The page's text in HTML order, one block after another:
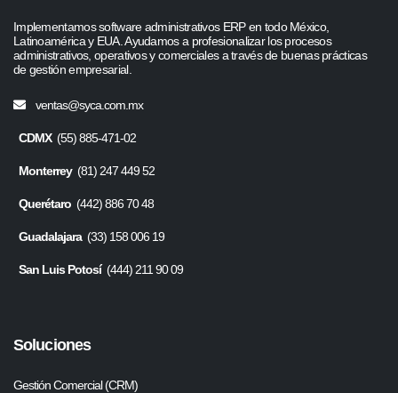
Implementamos software administrativos ERP en todo México,
Latinoamérica y EUA. Ayudamos a profesionalizar los procesos
administrativos, operativos y comerciales a través de buenas prácticas
de gestión empresarial.
ventas@syca.com.mx
CDMX(55) 885-471-02
Monterrey(81) 247 449 52
Querétaro (442) 886 70 48
Guadalajara(33) 158 006 19
San Luis Potosí(444) 211 90 09
Soluciones
Gestión Comercial (CRM)